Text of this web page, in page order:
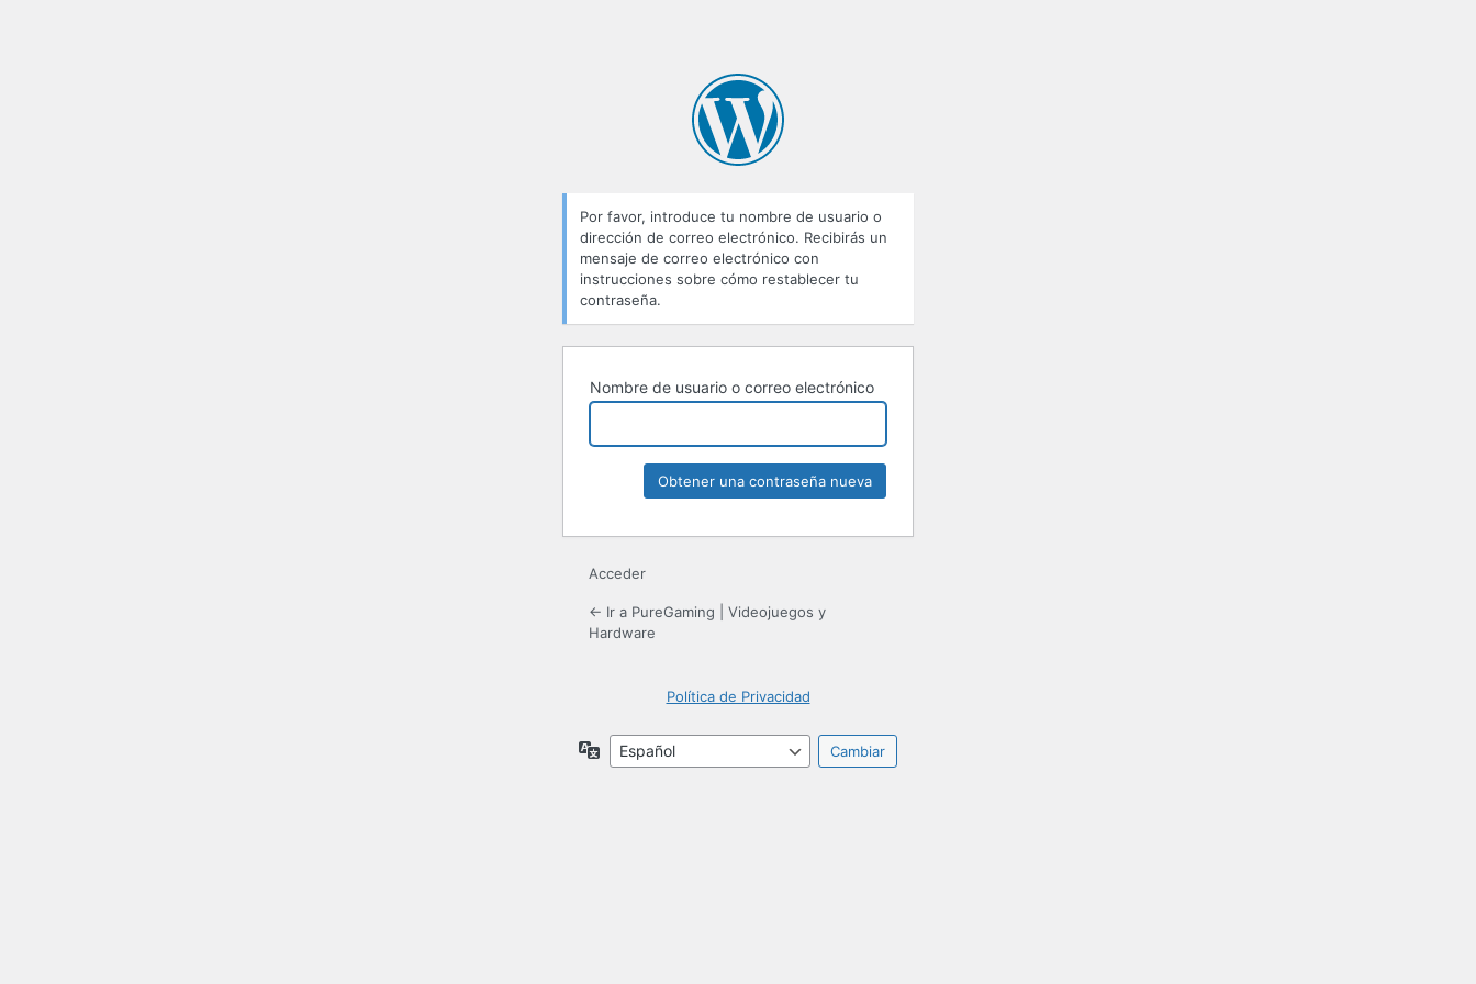
Por favor, introduce tu nombre de usuario o
dirección de correo electrónico. Recibirás un
mensaje de correo electrónico con
instrucciones sobre cómo restablecer tu
contraseña.
Nombre de usuario o correo electrónico
Acceder
← Ir a PureGaming | Videojuegos y
Hardware
Política de Privacidad
Idioma